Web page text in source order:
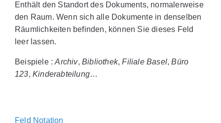
Enthält den Standort des Dokuments, normalerweise
den Raum. Wenn sich alle Dokumente in denselben
Räumlichkeiten befinden, können Sie dieses Feld
leer lassen.
Beispiele :Archiv, Bibliothek,Filiale Basel,Büro
123, Kinderabteilung…
Feld Notation